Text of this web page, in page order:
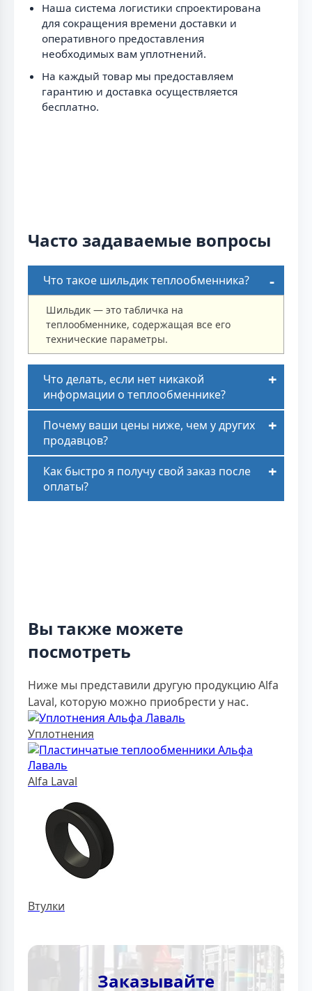
Наша система логистики спроектирована
для сокращения времени доставки и
оперативного предоставления
необходимых вам уплотнений.
На каждый товар мы предоставляем
гарантию и доставка осуществляется
бесплатно.
Часто задаваемые вопросы
Что такое шильдик теплообменника?
Шильдик — это табличка на
теплообменнике, содержащая все его
технические параметры.
Что делать, если нет никакой
информации о теплообменнике?
Почему ваши цены ниже, чем у других
продавцов?
Как быстро я получу свой заказ после
оплаты?
Вы также можете
посмотреть
Ниже мы представили другую продукцию Alfa
Laval, которую можно приобрести у нас.
Уплотнения
Alfa Laval
Втулки
Заказывайте